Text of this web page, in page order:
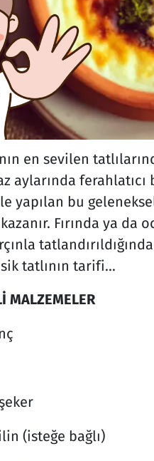
en sevilen
aylarında ferahlatıcı
yapılan bu
Fırında ya da
tatlının tarifi...
MALZEMELER
(isteğe bağlı)